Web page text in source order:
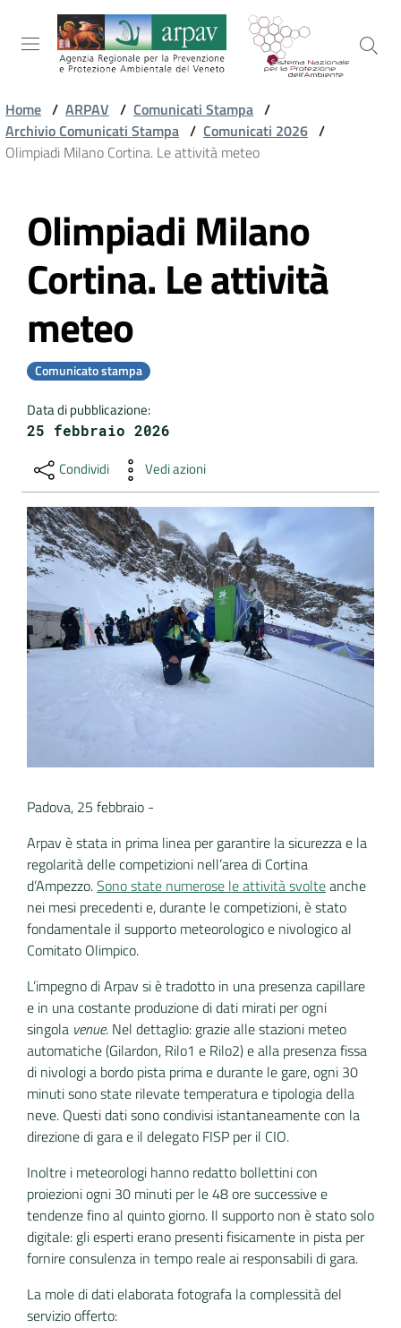
Salta al contenuto
Salta alla navigazione
Salta al footer
ARPAV
TEMI
AMBIENTALI
TERRITORIO
SERVIZI
DATI
AMBIENTALI
Seguici
su
Home / ARPAV / Comunicati Stampa /
Archivio Comunicati Stampa / Comunicati 2026 /
Olimpiadi Milano Cortina. Le attività meteo
Vai al contenuto
Olimpiadi Milano
Cortina. Le attività
meteo
Comunicato stampa
Data di pubblicazione:
25 febbraio 2026
Condividi Vedi azioni
Padova, 25 febbraio -
Arpav è stata in prima linea per garantire la sicurezza e la
regolarità delle competizioni nell’area di Cortina
d’Ampezzo.Sono state numerose le attività svolteanche
nei mesi precedenti e, durante le competizioni, è stato
fondamentale il supporto meteorologico e nivologico al
Comitato Olimpico.
L’impegno di Arpav si è tradotto in una presenza capillare
e in una costante produzione di dati mirati per ogni
singola venue. Nel dettaglio: grazie alle stazioni meteo
automatiche (Gilardon, Rilo1 e Rilo2) e alla presenza fissa
di nivologi a bordo pista prima e durante le gare, ogni 30
minuti sono state rilevate temperatura e tipologia della
neve. Questi dati sono condivisi istantaneamente con la
direzione di gara e il delegato FISP per il CIO.
Inoltre i meteorologi hanno redatto bollettini con
proiezioni ogni 30 minuti per le 48 ore successive e
tendenze fino al quinto giorno. Il supporto non è stato solo
digitale: gli esperti erano presenti fisicamente in pista per
fornire consulenza in tempo reale ai responsabili di gara.
La mole di dati elaborata fotografa la complessità del
servizio offerto: